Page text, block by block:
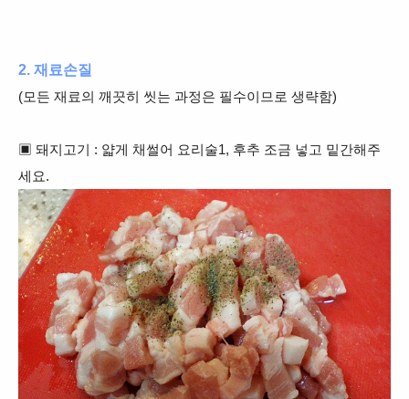
2. 재료손질
(모든 재료의 깨끗히 씻는 과정은 필수이므로 생략함)
▣ 돼지고기 : 얇게 채썰어 요리술1, 후추 조금 넣고 밑간해주
세요.